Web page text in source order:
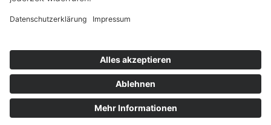
Impressum
Mutige Mutmacher*innen gesucht!
Komm zu den mutigen Mutmacher*innen.
neugierig?